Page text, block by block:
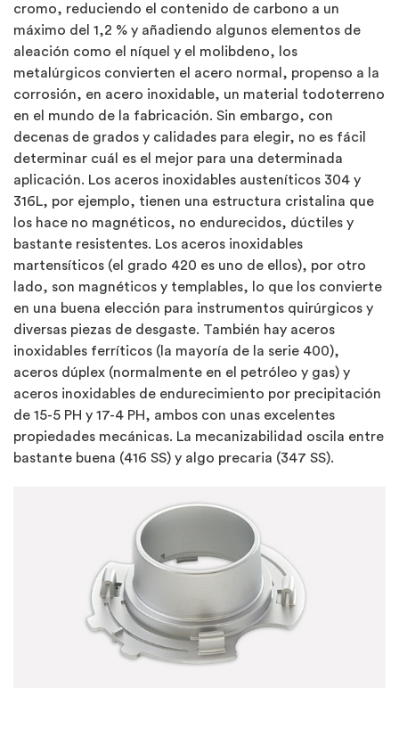
cromo, reduciendo el contenido de carbono a un
máximo del 1,2 % y añadiendo algunos elementos de
aleación como el níquel y el molibdeno, los
metalúrgicos convierten el acero normal, propenso a la
corrosión, en acero inoxidable, un material todoterreno
en el mundo de la fabricación. Sin embargo, con
decenas de grados y calidades para elegir, no es fácil
determinar cuál es el mejor para una determinada
aplicación. Los aceros inoxidables austeníticos 304 y
316L, por ejemplo, tienen una estructura cristalina que
los hace no magnéticos, no endurecidos, dúctiles y
bastante resistentes. Los aceros inoxidables
martensíticos (el grado 420 es uno de ellos), por otro
lado, son magnéticos y templables, lo que los convierte
en una buena elección para instrumentos quirúrgicos y
diversas piezas de desgaste. También hay aceros
inoxidables ferríticos (la mayoría de la serie 400),
aceros dúplex (normalmente en el petróleo y gas) y
aceros inoxidables de endurecimiento por precipitación
de 15-5 PH y 17-4 PH, ambos con unas excelentes
propiedades mecánicas. La mecanizabilidad oscila entre
bastante buena (416 SS) y algo precaria (347 SS).